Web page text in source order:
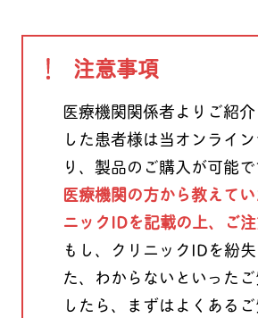
注意事項
医療機関関係者よりご紹
した患者様は当オンライ
り、製品のご購入が可能
医療機関の方から教えて
ニックIDを記載の上、ご注
もし、クリニックIDを紛
た、わからないといった
したら、まずはよくある